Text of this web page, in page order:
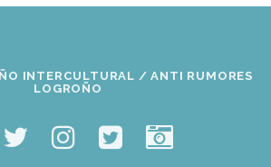
INTERCULTURAL / ANTI RUMORES
LOGROÑO